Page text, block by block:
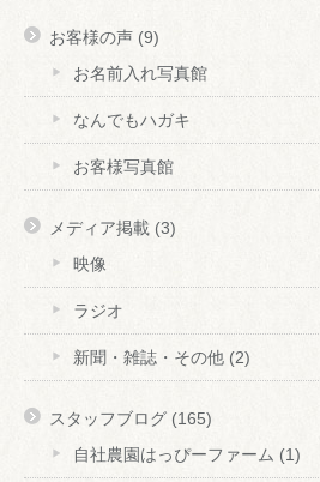
お客様の声 (9)
お名前入れ写真館
なんでもハガキ
お客様写真館
メディア掲載 (3)
映像
ラジオ
新聞・雑誌・その他 (2)
スタッフブログ (165)
自社農園はっぴーファーム (1)